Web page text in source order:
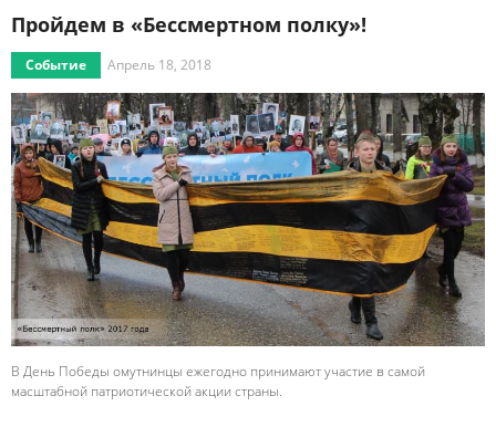
Пройдем в «Бессмертном полку»!
Событие Апрель 18, 2018
В День Победы омутнинцы ежегодно принимают участие в самой
масштабной патриотической акции страны.